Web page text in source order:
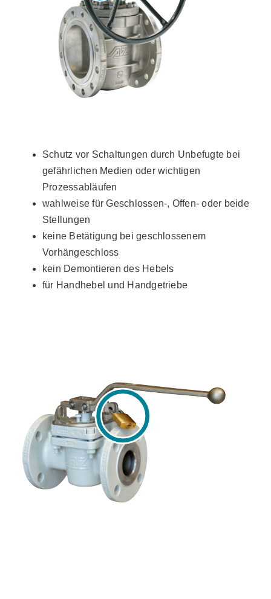
Schutz vor Schaltungen durch Unbefugte bei
gefährlichen Medien oder wichtigen
Prozessabläufen
wahlweise für Geschlossen-, Offen- oder beide
Stellungen
keine Betätigung bei geschlossenem
Vorhängeschloss
kein Demontieren des Hebels
für Handhebel und Handgetriebe